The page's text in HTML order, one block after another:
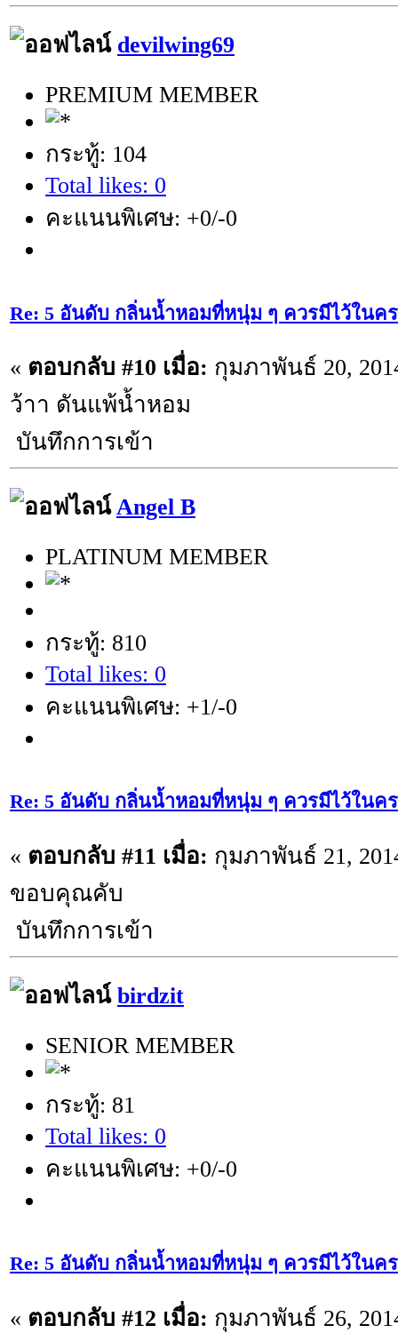
devilwing69
PREMIUM MEMBER
กระทู้: 104
Total likes: 0
คะแนนพิเศษ: +0/-0
Re: 5 อันดับ กลิ่นน้ำหอมที่หนุ่ม ๆ ควรมีไว้ในค
« ตอบกลับ #10 เมื่อ: กุมภาพันธ์ 20,
ว้าา ดันแพ้น้ำหอม
บันทึกการเข้า
Angel B
PLATINUM MEMBER
กระทู้: 810
Total likes: 0
คะแนนพิเศษ: +1/-0
Re: 5 อันดับ กลิ่นน้ำหอมที่หนุ่ม ๆ ควรมีไว้ในค
« ตอบกลับ #11 เมื่อ: กุมภาพันธ์ 21,
ขอบคุณคับ
บันทึกการเข้า
birdzit
SENIOR MEMBER
กระทู้: 81
Total likes: 0
คะแนนพิเศษ: +0/-0
Re: 5 อันดับ กลิ่นน้ำหอมที่หนุ่ม ๆ ควรมีไว้ในค
« ตอบกลับ #12 เมื่อ: กุมภาพันธ์ 26,